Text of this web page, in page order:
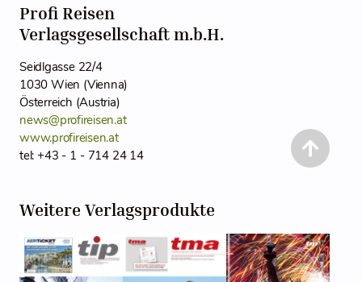
Profi Reisen
Verlagsgesellschaft m.b.H.
Seidlgasse 22/4
1030 Wien (Vienna)
Österreich (Austria)
news@profireisen.at
www.profireisen.at
tel: +43 - 1 - 714 24 14
Weitere Verlagsprodukte